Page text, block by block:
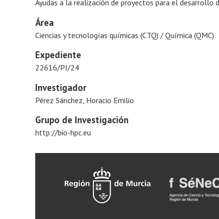
Ayudas a la realización de proyectos para el
Área
Ciencias y tecnologías químicas (CTQ) / Química (QMC)
Expediente
22616/PI/24
Investigador
Pérez Sánchez, Horacio Emilio
Grupo de Investigación
http://bio-hpc.eu